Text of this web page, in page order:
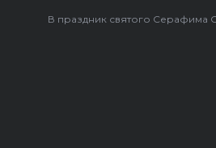
В праздник святого Серафима